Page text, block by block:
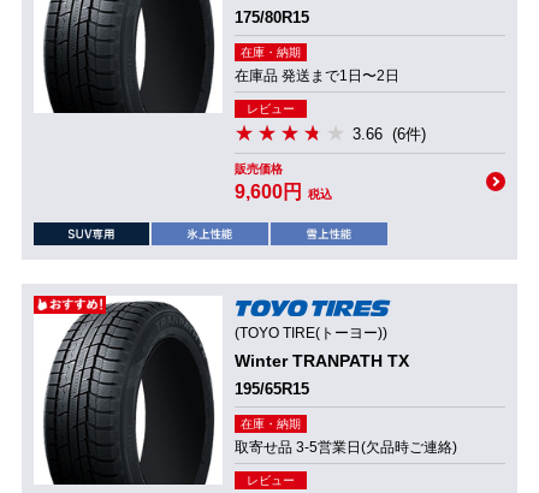
175/80R15
在庫・納期
在庫品 発送まで1日〜2日
レビュー
3.66 (6件)
販売価格
9,600円 税込
(TOYO TIRE(トーヨー))
Winter TRANPATH TX
195/65R15
在庫・納期
取寄せ品 3-5営業日(欠品時ご連絡)
レビュー